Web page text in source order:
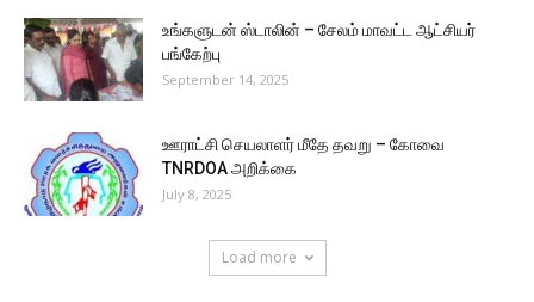
உங்களுடன் ஸ்டாலின் – சேலம் மாவட்ட ஆட்சியர்
பங்கேற்பு
September 14, 2025
ஊராட்சி செயலாளர் மீதே தவறு – கோவை
TNRDOA அறிக்கை
July 8, 2025
Load more